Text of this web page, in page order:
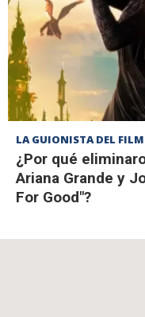
LA GUIONISTA DEL
¿Por qué
Ariana Grande y
For Good"?